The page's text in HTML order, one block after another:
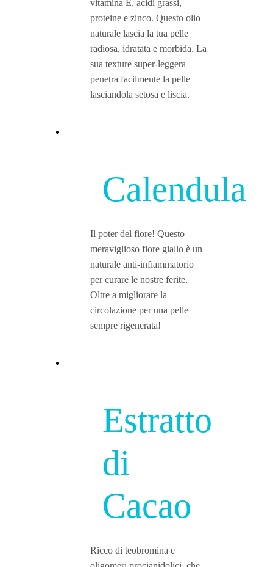
vitamina E, acidi grassi,
proteine e zinco. Questo olio
naturale lascia la tua pelle
radiosa, idratata e morbida. La
sua texture super-leggera
penetra facilmente la pelle
lasciandola setosa e liscia.
Calendula
Il poter del fiore! Questo
meraviglioso fiore giallo è un
naturale anti-infiammatorio
per curare le nostre ferite.
Oltre a migliorare la
circolazione per una pelle
sempre rigenerata!
Estratto
di
Cacao
Ricco di teobromina e